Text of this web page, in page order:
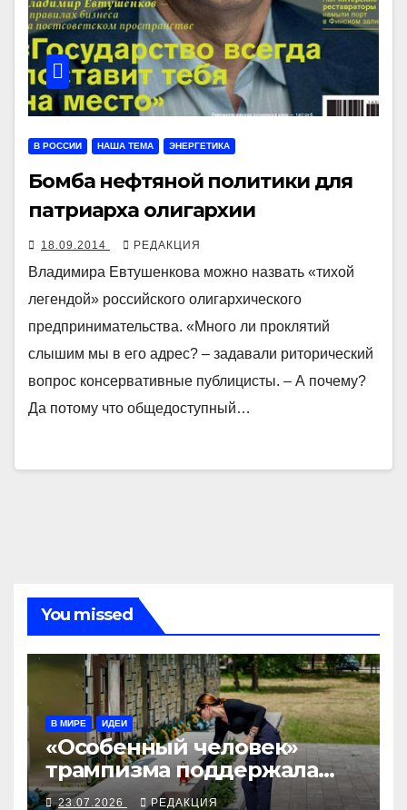
В РОССИИ НАША ТЕМА ЭНЕРГЕТИКА
Бомба нефтяной политики для
патриарха олигархии
18.09.2014 РЕДАКЦИЯ
Владимира Евтушенкова можно назвать «тихой
легендой» российского олигархического
предпринимательства. «Много ли проклятий
слышим мы в его адрес? – задавали риторический
вопрос консервативные публицисты. – А почему?
Да потому что общедоступный…
You missed
В МИРЕ ИДЕИ
«Особенный человек»
трампизма поддержала
Украину
23.07.2026 РЕДАКЦИЯ